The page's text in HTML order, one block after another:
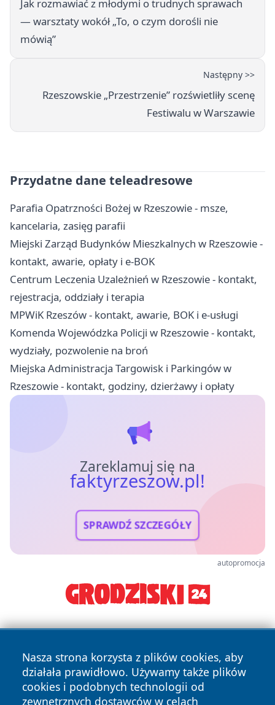
Jak rozmawiać z młodymi o trudnych sprawach
— warsztaty wokół „To, o czym dorośli nie
mówią”
Następny >>
Rzeszowskie „Przestrzenie” rozświetliły scenę
Festiwalu w Warszawie
Przydatne dane teleadresowe
Parafia Opatrzności Bożej w Rzeszowie - msze,
kancelaria, zasięg parafii
Miejski Zarząd Budynków Mieszkalnych w Rzeszowie -
kontakt, awarie, opłaty i e-BOK
Centrum Leczenia Uzależnień w Rzeszowie - kontakt,
rejestracja, oddziały i terapia
MPWiK Rzeszów - kontakt, awarie, BOK i e-usługi
Komenda Wojewódzka Policji w Rzeszowie - kontakt,
wydziały, pozwolenie na broń
Miejska Administracja Targowisk i Parkingów w
Rzeszowie - kontakt, godziny, dzierżawy i opłaty
Zareklamuj się na
faktyrzeszow.pl!
SPRAWDŹ SZCZEGÓŁY
autopromocja
Nasza strona korzysta z plików cookies, aby
działała prawidłowo. Używamy także plików
cookies i podobnych technologii od
zewnętrznych dostawców w celach